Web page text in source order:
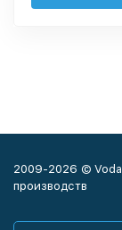
2009-2026 ©
производств